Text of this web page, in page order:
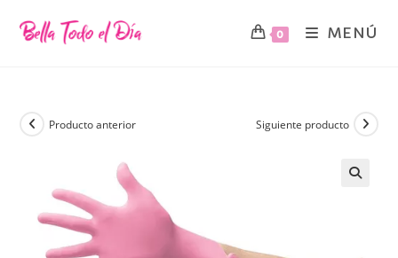
0 MENÚ
Producto anterior Siguiente producto